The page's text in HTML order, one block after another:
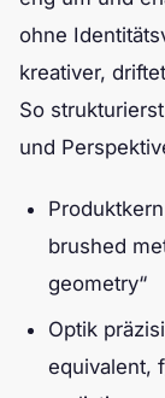
ohne
kreativer,
So
und
brushed
geometry“
Optik
equivalent,